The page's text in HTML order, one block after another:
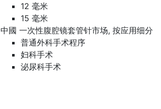
12 毫米
15 毫米
中國 一次性腹腔镜套管针市场, 按应用细分
普通外科手术程序
妇科手术
泌尿科手术